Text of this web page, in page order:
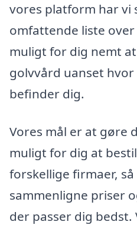
vores platform har vi
omfattende liste
muligt for dig nemt
golvvård uanset hvor
befinder dig.
Vores mål er at gøre
muligt for dig at
forskellige firmaer,
sammenligne priser
der passer dig bedst.